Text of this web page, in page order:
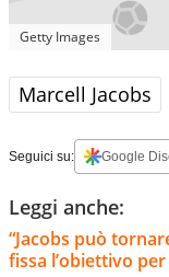
Getty Images
Marcell Jacobs
Seguici su: Google
Leggi anche:
“Jacobs può
fissa l’obiettivo